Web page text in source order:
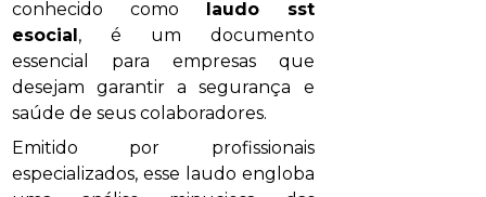
conhecido como
laudo sst
esocial , é um documento
essencial para empresas que
desejam garantir a segurança e
saúde de seus colaboradores.
Emitido por profissionais
especializados, esse laudo engloba